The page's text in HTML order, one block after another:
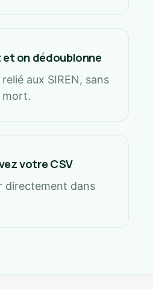
on dédoublonne
aux SIREN, sans
mort.
votre CSV
directement dans